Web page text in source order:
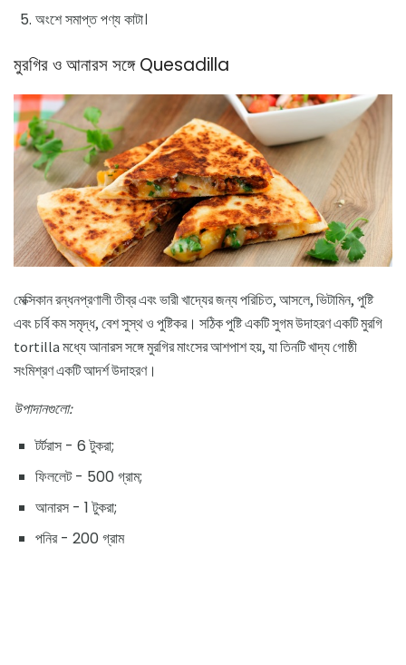
অংশে সমাপ্ত পণ্য কাটা।
মুরগির ও আনারস সঙ্গে Quesadilla
মেক্সিকান রন্ধনপ্রণালী তীব্র এবং ভারী খাদ্যের জন্য পরিচিত, আসলে, ভিটামিন, পুষ্টি
এবং চর্বি কম সমৃদ্ধ, বেশ সুস্থ ও পুষ্টিকর। সঠিক পুষ্টি একটি সুগম উদাহরণ একটি মুরগি
tortilla মধ্যে আনারস সঙ্গে মুরগির মাংসের আশপাশ হয়, যা তিনটি খাদ্য গোষ্ঠী
সংমিশ্রণ একটি আদর্শ উদাহরণ।
উপাদানগুলো:
টর্টরাস - 6 টুকরা;
ফিললেট - 500 গ্রাম;
আনারস - 1 টুকরা;
পনির - 200 গ্রাম